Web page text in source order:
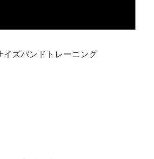
ズバンドトレーニング